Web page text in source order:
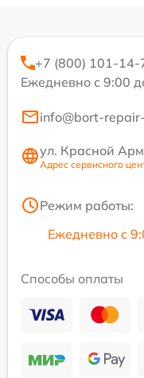
+7 (800) 101-14-
Ежедневно с 9:00
info@bort-
ул. Красной
Адрес сервисного
Режим работы:
Ежедневно с
Способы оплаты